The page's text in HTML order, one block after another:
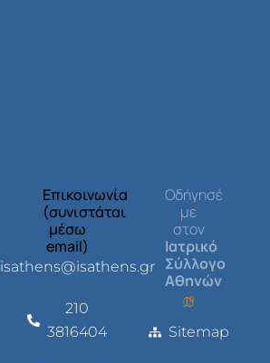
Επικοινωνία
(συνιστάται
μέσω
email)
isathens@isathens.gr
210
3816404
Οδήγησέ
με
στον
Ιατρικό
Σύλλογο
Αθηνών
Sitemap